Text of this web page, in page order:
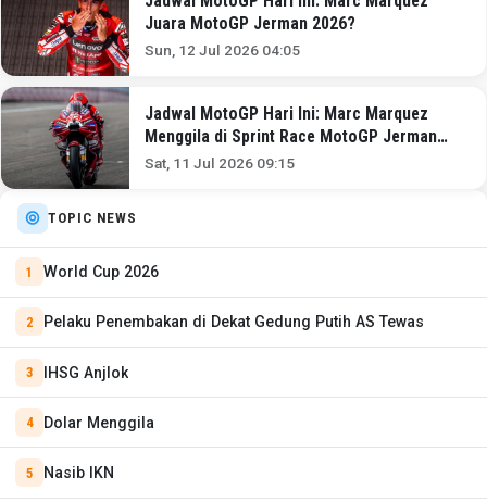
Juara MotoGP Jerman 2026?
Sun, 12 Jul 2026 04:05
Jadwal MotoGP Hari Ini: Marc Marquez
Menggila di Sprint Race MotoGP Jerman
2026?
Sat, 11 Jul 2026 09:15
TOPIC NEWS
World Cup 2026
Pelaku Penembakan di Dekat Gedung Putih AS Tewas
IHSG Anjlok
Dolar Menggila
Nasib IKN